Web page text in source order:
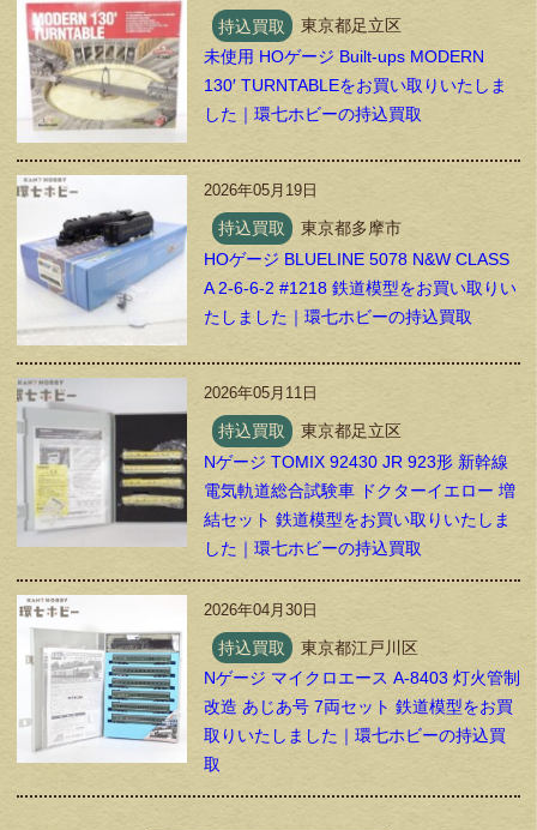
持込買取
東京都足立区
未使用 HOゲージ Built-ups MODERN
130′ TURNTABLEをお買い取りいたしま
した｜環七ホビーの持込買取
2026年05月19日
持込買取
東京都多摩市
HOゲージ BLUELINE 5078 N&W CLASS
A 2-6-6-2 #1218 鉄道模型をお買い取りい
たしました｜環七ホビーの持込買取
2026年05月11日
持込買取
東京都足立区
Nゲージ TOMIX 92430 JR 923形 新幹線
電気軌道総合試験車 ドクターイエロー 増
結セット 鉄道模型をお買い取りいたしま
した｜環七ホビーの持込買取
2026年04月30日
持込買取
東京都江戸川区
Nゲージ マイクロエース A-8403 灯火管制
改造 あじあ号 7両セット 鉄道模型をお買
取りいたしました｜環七ホビーの持込買
取